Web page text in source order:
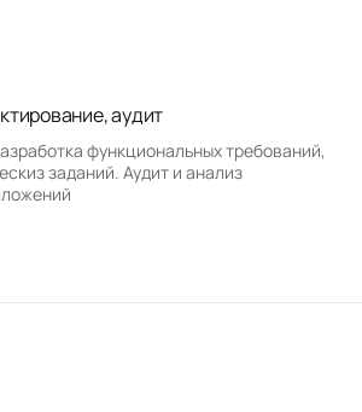
аудит
функциональных требований,
заданий. Аудит и анализ